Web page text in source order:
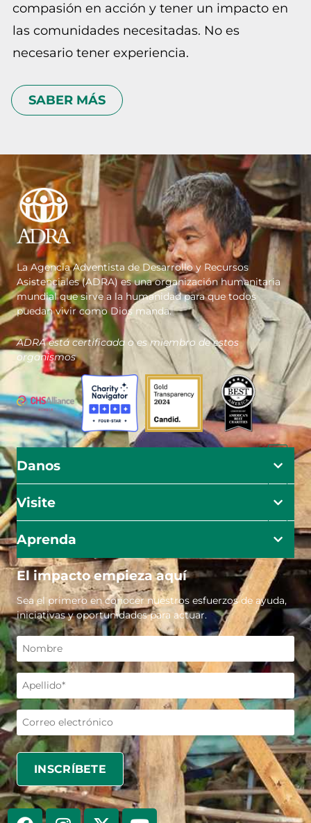
compasión en acción y tener un impacto en
las comunidades necesitadas. No es
necesario tener experiencia.
SABER MÁS
La Agencia Adventista de Desarrollo y Recursos
Asistenciales (ADRA) es una organización humanitaria
mundial que sirve a la humanidad para que todos
puedan vivir como Dios manda.
ADRA está certificada o es miembro de estos
organismos
Danos
Visite
Aprenda
El impacto empieza aquí
Sea el primero en conocer nuestros esfuerzos de ayuda,
iniciativas y oportunidades para actuar.